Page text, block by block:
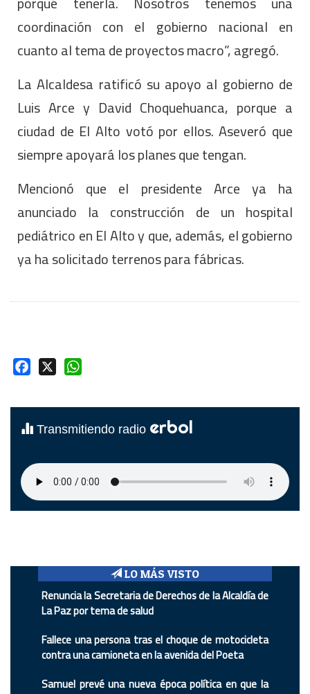
coordinación con el gobierno nacional en
cuanto al tema de proyectos macro”, agregó.
La Alcaldesa ratificó su apoyo al gobierno de
Luis Arce y David Choquehuanca, porque a
ciudad de El Alto votó por ellos. Aseveró que
siempre apoyará los planes que tengan.
Mencionó que el presidente Arce ya ha
anunciado la construcción de un hospital
pediátrico en El Alto y que, además, el gobierno
ya ha solicitado terrenos para fábricas.
Facebook
Transmitiendo radio erbol
LO MÁS VISTO
Renuncia la Secretaria de Derechos de la Alcaldía de
La Paz por tema de salud
Fallece una persona tras el choque de motocicleta
contra una camioneta en la avenida del Poeta
Samuel prevé una nueva época política en que la